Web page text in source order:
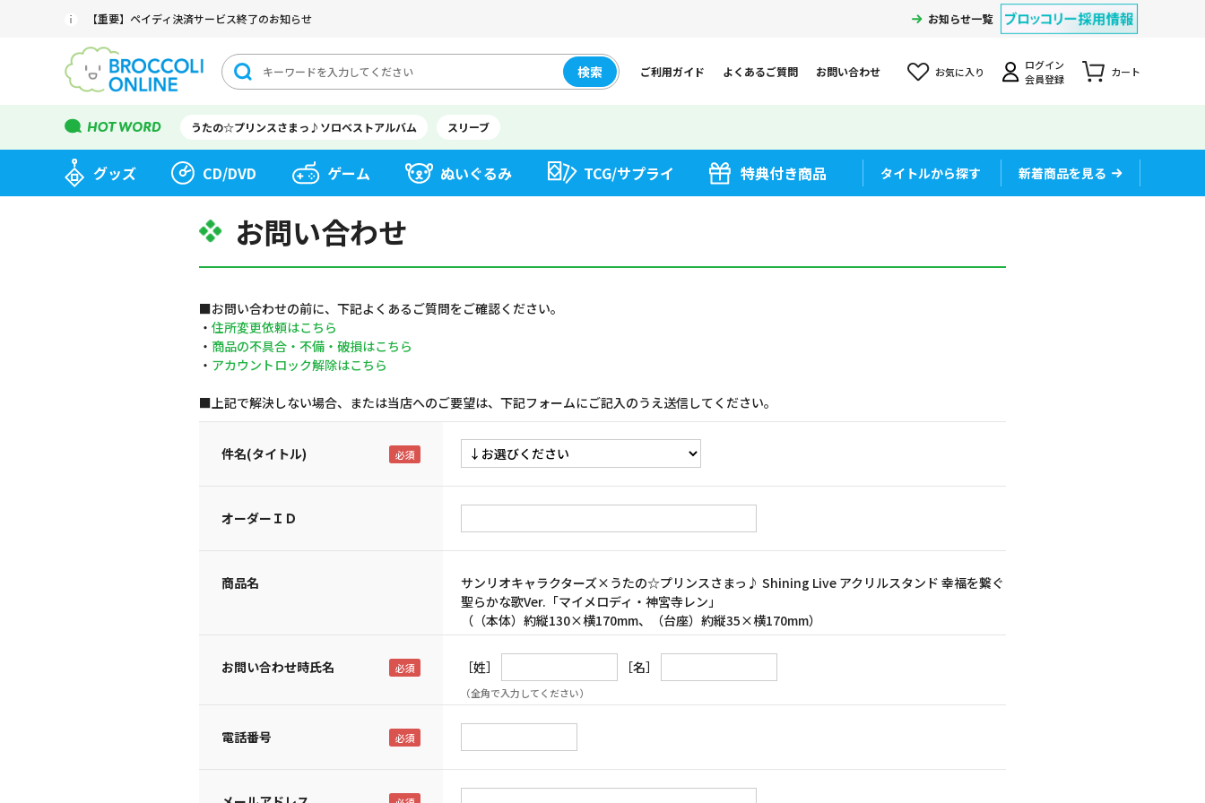
【重要】ペイディ決済サービス終了のお知らせ お知らせ一覧
検索 ご利用ガイド よくあるご質問 お問い合わせ お気に入り
ログイン
会員登録
カート
うたの☆プリンスさまっ♪ソロベストアルバム スリーブ
グッズ CD/DVD ゲーム ぬいぐるみ TCG/サプライ 特典付き商品 タイトルから探す 新着商品を見る
お問い合わせ
■お問い合わせの前に、下記よくあるご質問をご確認ください。
・ 住所変更依頼はこちら
・ 商品の不具合・不備・破損はこちら
・ アカウントロック解除はこちら
■上記で解決しない場合、または当店へのご要望は、下記フォームにご記入のうえ送信してください。
件名(タイトル)
オーダーＩＤ
商品名
サンリオキャラクターズ×うたの☆プリンスさまっ♪ Shining Live アクリルスタンド 幸福を繋ぐ
聖らかな歌Ver.「マイメロディ・神宮寺レン」
（（本体）約縦130×横170mm、（台座）約縦35×横170mm）
お問い合わせ時氏名 ［姓］ ［名］
（全角で入力してください）
電話番号